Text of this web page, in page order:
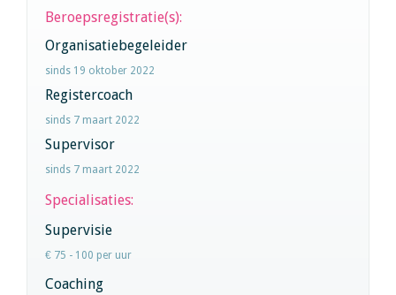
Beroepsregistratie(s):
Organisatiebegeleider
sinds 19 oktober 2022
Registercoach
sinds 7 maart 2022
Supervisor
sinds 7 maart 2022
Specialisaties:
Supervisie
€ 75 - 100 per uur
Coaching